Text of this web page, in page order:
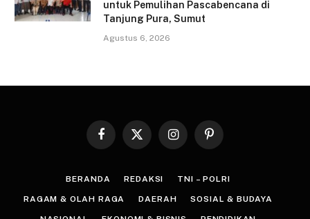
untuk Pemulihan Pascabencana di
Tanjung Pura, Sumut
Agustus 6, 2026
Facebook
X
InstagramPinterest
BERANDA REDAKSI TNI – POLRI
RAGAM & OLAH RAGA DAERAH SOSIAL & BUDAYA